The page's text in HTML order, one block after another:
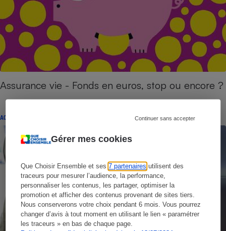
Gérer mes cookies
Que Choisir Ensemble et ses7 partenaires utilisent des
traceurs pour mesurer l’audience, la performance,
personnaliser les contenus, les partager, optimiser la
promotion et afficher des contenus provenant de sites tiers.
Nous conserverons votre choix pendant 6 mois. Vous pourrez
changer d’avis à tout moment en utilisant le lien « paramétrer
les traceurs » en bas de chaque page.
Continuer sans accepter
Assurance vie - Fonds en euros, stop ou encore ?
ACTUALITÉ